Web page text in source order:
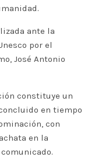
ante la
por el
José Antonio
constituye un
en tiempo
con
en la